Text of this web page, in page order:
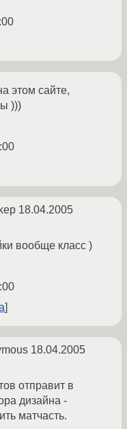
этом сайте,
)))
18.04.2005
вообще класс )
18.04.2005
отправит в
дизайна -
матчасть.